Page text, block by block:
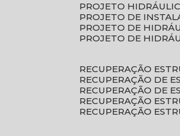
PROJETO
PROJETO DE
PROJETO DE
PROJETO DE
RECUPERAÇÃO
RECUPERAÇÃO DE
RECUPERAÇÃO DE
RECUPERAÇÃO
RECUPERAÇÃO